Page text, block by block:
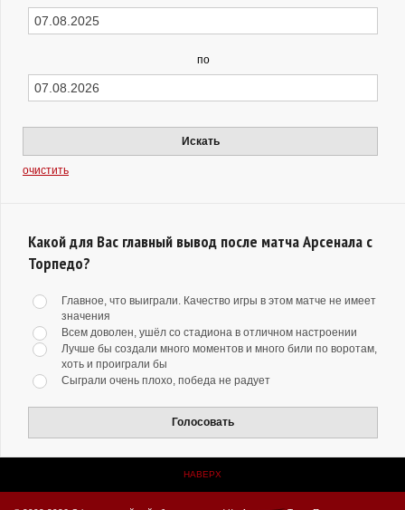
по
Искать
очистить
Какой для Вас главный вывод после матча Арсенала с
Торпедо?
Главное, что выиграли. Качество игры в этом матче не имеет
значения
Всем доволен, ушёл со стадиона в отличном настроении
Лучше бы создали много моментов и много били по воротам,
хоть и проиграли бы
Сыграли очень плохо, победа не радует
Голосовать
НАВЕРХ